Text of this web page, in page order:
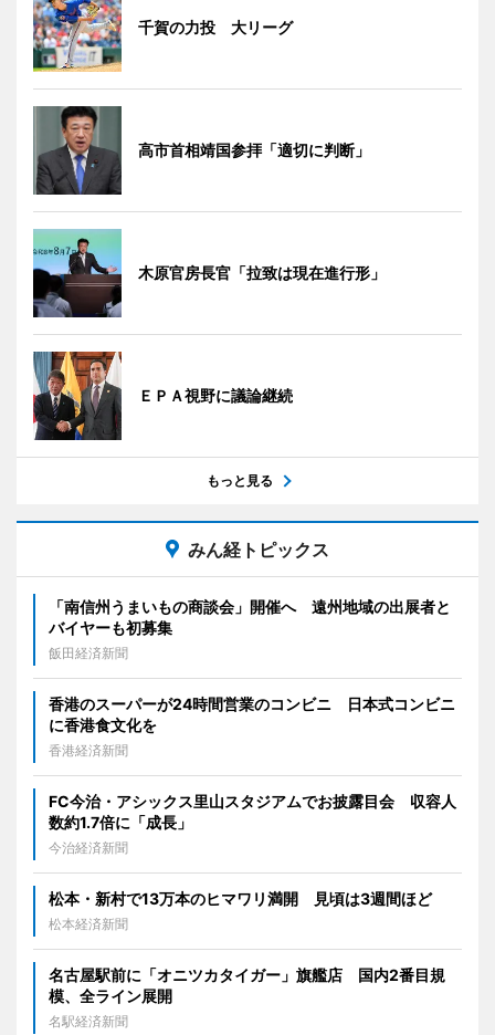
千賀の力投 大リーグ
高市首相靖国参拝「適切に判断」
木原官房長官「拉致は現在進行形」
ＥＰＡ視野に議論継続
もっと見る
みん経トピックス
「南信州うまいもの商談会」開催へ 遠州地域の出展者と
バイヤーも初募集
飯田経済新聞
香港のスーパーが24時間営業のコンビニ 日本式コンビニ
に香港食文化を
香港経済新聞
FC今治・アシックス里山スタジアムでお披露目会 収容人
数約1.7倍に「成長」
今治経済新聞
松本・新村で13万本のヒマワリ満開 見頃は3週間ほど
松本経済新聞
名古屋駅前に「オニツカタイガー」旗艦店 国内2番目規
模、全ライン展開
名駅経済新聞